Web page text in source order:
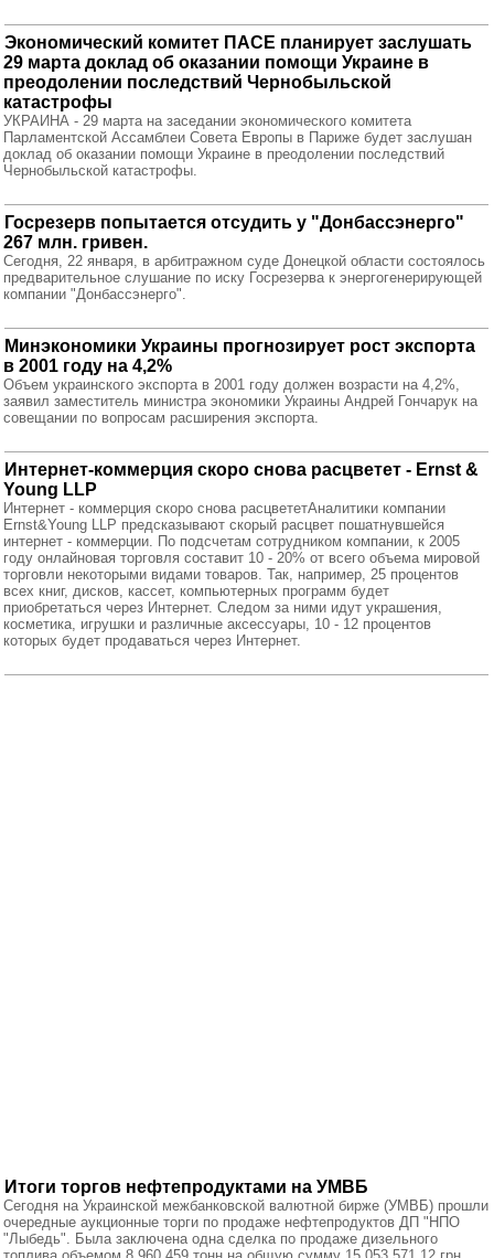
Экономический комитет ПАСЕ планирует заслушать
29 марта доклад об оказании помощи Украине в
преодолении последствий Чернобыльской
катастрофы
УКРАИНА - 29 марта на заседании экономического комитета
Парламентской Ассамблеи Совета Европы в Париже будет заслушан
доклад об оказании помощи Украине в преодолении последствий
Чернобыльской катастрофы.
Госрезерв попытается отсудить у "Донбассэнерго"
267 млн. гривен.
Сегодня, 22 января, в арбитражном суде Донецкой области состоялось
предварительное слушание по иску Госрезерва к энергогенерирующей
компании "Донбассэнерго".
Минэкономики Украины прогнозирует рост экспорта
в 2001 году на 4,2%
Объем украинского экспорта в 2001 году должен возрасти на 4,2%,
заявил заместитель министра экономики Украины Андрей Гончарук на
совещании по вопросам расширения экспорта.
Интернет-коммерция скоро снова расцветет - Ernst &
Young LLP
Интернет - коммерция скоро снова расцвететАналитики компании
Ernst&Young LLP предсказывают скорый расцвет пошатнувшейся
интернет - коммерции. По подсчетам сотрудником компании, к 2005
году онлайновая торговля составит 10 - 20% от всего объема мировой
торговли некоторыми видами товаров. Так, например, 25 процентов
всех книг, дисков, кассет, компьютерных программ будет
приобретаться через Интернет. Следом за ними идут украшения,
косметика, игрушки и различные аксессуары, 10 - 12 процентов
которых будет продаваться через Интернет.
Итоги торгов нефтепродуктами на УМВБ
Сегодня на Украинской межбанковской валютной бирже (УМВБ) прошли
очередные аукционные торги по продаже нефтепродуктов ДП "НПО
"Лыбедь". Была заключена одна сделка по продаже дизельного